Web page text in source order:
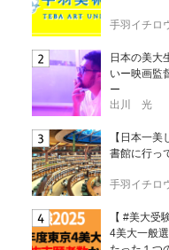
手羽イチロ
日本の美大
いー映画監
ー
出川 光
【日本一
書館に行っ
手羽イチロ
【 #美大受
4美大一般